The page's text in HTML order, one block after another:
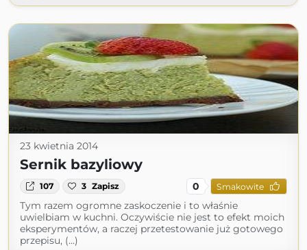
23 kwietnia 2014
Sernik bazyliowy
107 3 Zapisz 0 Smakowite
Tym razem ogromne zaskoczenie i to właśnie
uwielbiam w kuchni. Oczywiście nie jest to efekt moich
eksperymentów, a raczej przetestowanie już gotowego
przepisu, (...)